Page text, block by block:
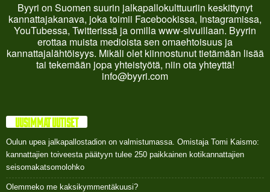
Byyri on Suomen suurin jalkapallokulttuuriin keskittynyt
kannattajakanava, joka toimii Facebookissa, Instagramissa,
YouTubessa, Twitterissä ja omilla www-sivuillaan. Byyrin
erottaa muista medioista sen omaehtoisuus ja
kannattajalähtöisyys. Mikäli olet kiinnostunut tietämään lisää
tai tekemään jopa yhteistyötä, niin ota yhteyttä!
info@byyri.com
UUSIMMAT UUTISET
Oulun upea jalkapallostadion on valmistumassa. Omistaja Tomi Kaismo:
kannattajien toiveesta päätyyn tulee 250 paikkainen kotikannattajien
seisomakatsomolohko
Olemmeko me kaksikymmentäkuusi?